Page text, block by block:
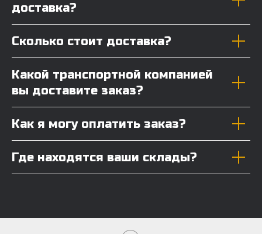
доставка?
Сколько стоит доставка?
Какой транспортной компанией
вы доставите заказ?
Как я могу оплатить заказ?
Где находятся ваши склады?